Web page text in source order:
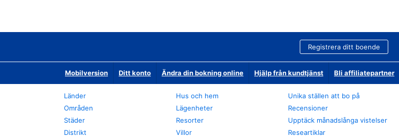
Registrera ditt boende
Mobilversion Ditt konto Ändra din bokning online Hjälp från kundtjänst Bli affiliatepartner
Länder
Områden
Städer
Distrikt
Hus och hem
Lägenheter
Resorter
Villor
Unika ställen att bo på
Recensioner
Upptäck månadslånga vistelser
Researtiklar